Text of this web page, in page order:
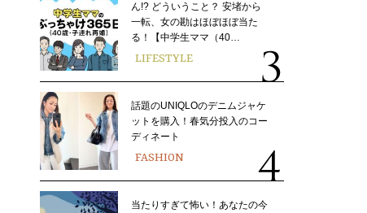
ん!? どういうこと？ 安堵から
一転、女の勘はほぼほぼ当た
る！【中学生ママ（40…
LIFESTYLE
話題のUNIQLOのデニムジャケ
ットを購入！春気分投入のコー
ディネート
FASHION
当たりすぎて怖い！あなたの今